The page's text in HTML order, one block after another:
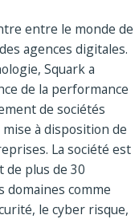
entre le monde de
agences digitales.
Squark a
de la performance
de sociétés
à disposition de
La société est
de plus de 30
comme
le cyber risque,